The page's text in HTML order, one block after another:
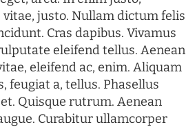
justo. Nullam dictum felis
Cras dapibus. Vivamus
eleifend tellus. Aenean
eleifend ac, enim. Aliquam
feugiat a, tellus. Phasellus
Quisque rutrum. Aenean
Curabitur ullamcorper